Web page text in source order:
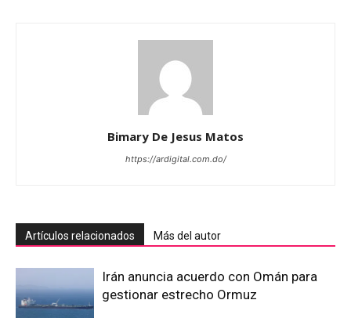
Bimary De Jesus Matos
https://ardigital.com.do/
Artículos relacionados Más del autor
Irán anuncia acuerdo con Omán para
gestionar estrecho Ormuz